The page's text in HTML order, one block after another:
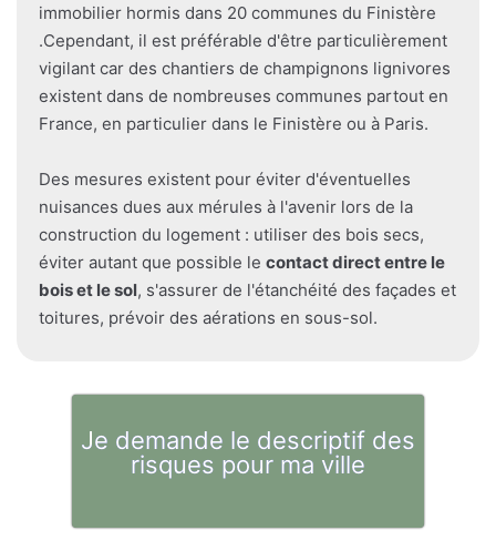
immobilier hormis dans 20 communes du Finistère
.Cependant, il est préférable d'être particulièrement
vigilant car des chantiers de champignons lignivores
existent dans de nombreuses communes partout en
France, en particulier dans le Finistère ou à Paris.
Des mesures existent pour éviter d'éventuelles
nuisances dues aux mérules à l'avenir lors de la
construction du logement : utiliser des bois secs,
éviter autant que possible le contact direct entre le
bois et le sol, s'assurer de l'étanchéité des façades et
toitures, prévoir des aérations en sous-sol.
Je demande le descriptif des
risques pour ma ville